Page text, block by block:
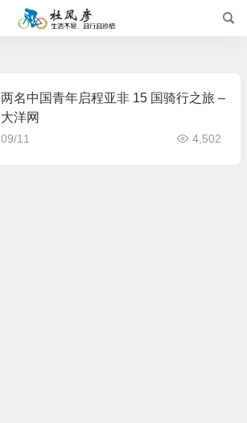
两名中国青年启程亚非 15 国骑行之旅 –
大洋网
09/11 4,502